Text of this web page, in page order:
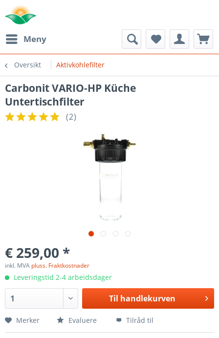
Meny
Oversikt Aktivkohlefilter
Carbonit VARIO-HP Küche
Untertischfilter
(2)
€ 259,00 *
inkl. MVA pluss. Fraktkostnader
Leveringstid 2-4 arbeidsdager
Til handlekurven
Merker Evaluere Tilråd til